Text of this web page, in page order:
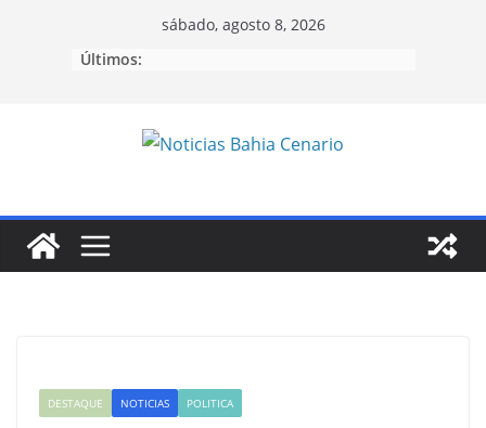
sábado, agosto 8, 2026
Últimos:
DESTAQUE NOTICIAS POLITICA